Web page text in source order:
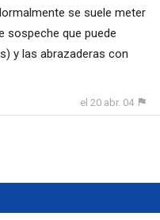
se suele meter
sospeche que puede
y las abrazaderas con
el 20 abr. 04